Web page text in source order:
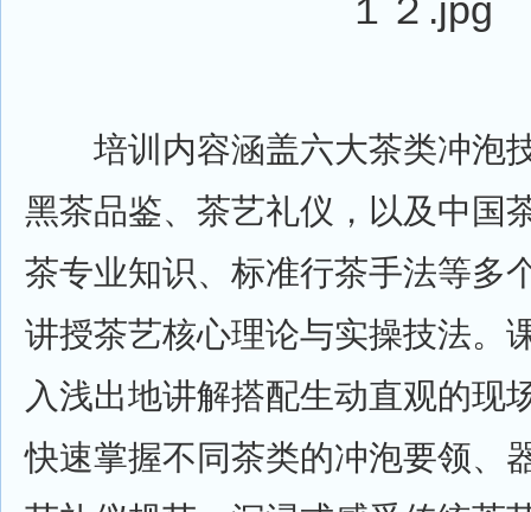
培训内容涵盖六大茶类冲泡
黑茶品鉴、茶艺礼仪，以及中国
茶专业知识、标准行茶手法等多
讲授茶艺核心理论与实操技法。
入浅出地讲解搭配生动直观的现
快速掌握不同茶类的冲泡要领、